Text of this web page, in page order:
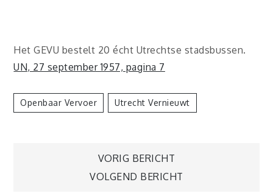
Het GEVU bestelt 20 écht Utrechtse stadsbussen.
UN, 27 september 1957, pagina 7
Openbaar Vervoer Utrecht Vernieuwt
Berichtnavigatie
VORIG BERICHT
VOLGEND BERICHT